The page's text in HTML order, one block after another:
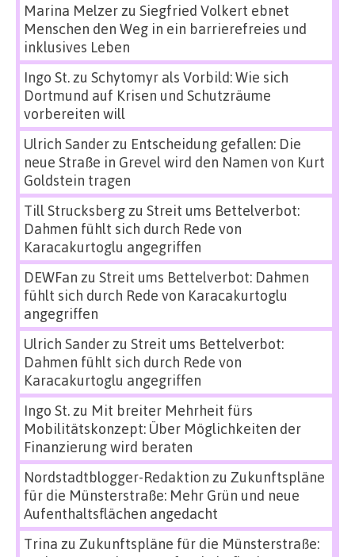
Marina Melzerzu Siegfried Volkert ebnet
Menschen den Weg in ein barrierefreies und
inklusives Leben
Ingo St.zu Schytomyr als Vorbild: Wie sich
Dortmund auf Krisen und Schutzräume
vorbereiten will
Ulrich Sanderzu Entscheidung gefallen: Die
neue Straße in Grevel wird den Namen von Kurt
Goldstein tragen
Till Strucksbergzu Streit ums Bettelverbot:
Dahmen fühlt sich durch Rede von
Karacakurtoglu angegriffen
DEWFan zu Streit ums Bettelverbot: Dahmen
fühlt sich durch Rede von Karacakurtoglu
angegriffen
Ulrich Sanderzu Streit ums Bettelverbot:
Dahmen fühlt sich durch Rede von
Karacakurtoglu angegriffen
Ingo St.zu Mit breiter Mehrheit fürs
Mobilitätskonzept: Über Möglichkeiten der
Finanzierung wird beraten
Nordstadtblogger-Redaktion zu Zukunftspläne
für die Münsterstraße: Mehr Grün und neue
Aufenthaltsflächen angedacht
Trina zu Zukunftspläne für die Münsterstraße: